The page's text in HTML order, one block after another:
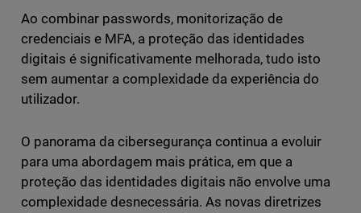
Ao combinar passwords, monitorização de
credenciais e MFA, a proteção das identidades
digitais é significativamente melhorada, tudo isto
sem aumentar a complexidade da experiência do
utilizador.
O panorama da cibersegurança continua a evoluir
para uma abordagem mais prática, em que a
proteção das identidades digitais não envolve uma
complexidade desnecessária. As novas diretrizes